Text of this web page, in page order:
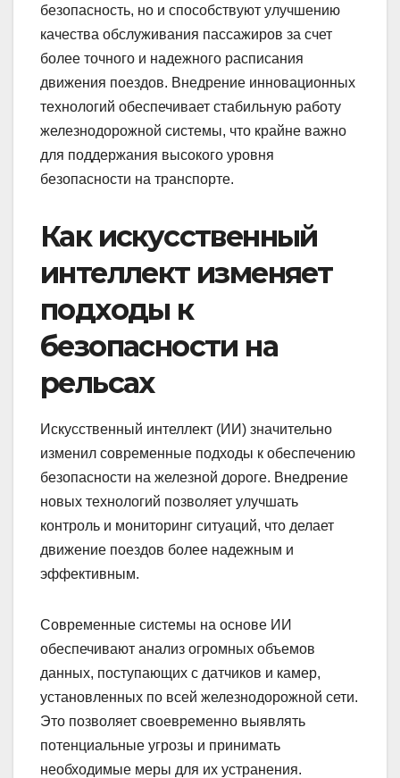
безопасность, но и способствуют улучшению
качества обслуживания пассажиров за счет
более точного и надежного расписания
движения поездов. Внедрение инновационных
технологий обеспечивает стабильную работу
железнодорожной системы, что крайне важно
для поддержания высокого уровня
безопасности на транспорте.
Как искусственный
интеллект изменяет
подходы к
безопасности на
рельсах
Искусственный интеллект (ИИ) значительно
изменил современные подходы к обеспечению
безопасности на железной дороге. Внедрение
новых технологий позволяет улучшать
контроль и мониторинг ситуаций, что делает
движение поездов более надежным и
эффективным.
Современные системы на основе ИИ
обеспечивают анализ огромных объемов
данных, поступающих с датчиков и камер,
установленных по всей железнодорожной сети.
Это позволяет своевременно выявлять
потенциальные угрозы и принимать
необходимые меры для их устранения.